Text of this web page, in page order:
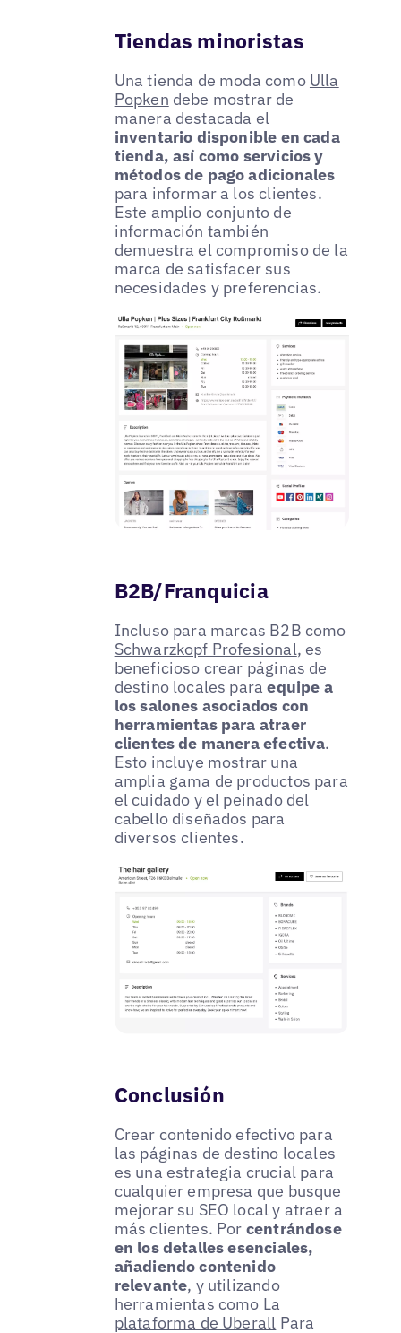
Tiendas minoristas
Una tienda de moda como Ulla
Popken debe mostrar de
manera destacada el
inventario disponible en cada
tienda, así como servicios y
métodos de pago adicionales
para informar a los clientes.
Este amplio conjunto de
información también
demuestra el compromiso de la
marca de satisfacer sus
necesidades y preferencias.
B2B/Franquicia
Incluso para marcas B2B como
Schwarzkopf Profesional, es
beneficioso crear páginas de
destino locales para equipe a
los salones asociados con
herramientas para atraer
clientes de manera efectiva.
Esto incluye mostrar una
amplia gama de productos para
el cuidado y el peinado del
cabello diseñados para
diversos clientes.
Conclusión
Crear contenido efectivo para
las páginas de destino locales
es una estrategia crucial para
cualquier empresa que busque
mejorar su SEO local y atraer a
más clientes. Por centrándose
en los detalles esenciales,
añadiendo contenido
relevante, y utilizando
herramientas como La
plataforma de Uberall Para